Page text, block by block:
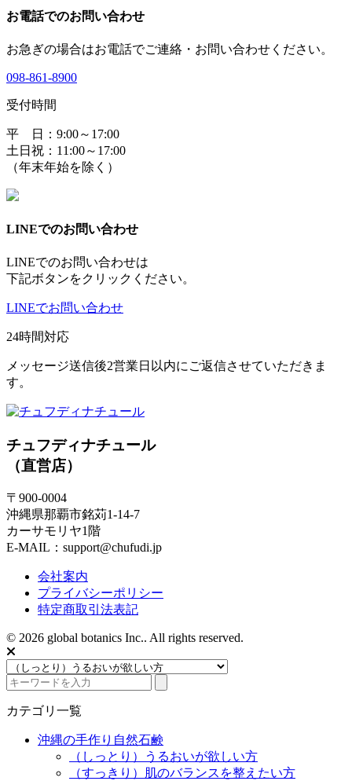
お電話でのお問い合わせ
お急ぎの場合はお電話でご連絡・お問い合わせください。
098-861-8900
受付時間
平 日：9:00～17:00
土日祝：11:00～17:00
（年末年始を除く）
LINEでのお問い合わせ
LINEでのお問い合わせは
下記ボタンをクリックください。
LINEでお問い合わせ
24時間対応
メッセージ送信後2営業日以内にご返信させていただきま
す。
チュフディナチュール
（直営店）
〒900-0004
沖縄県那覇市銘苅1-14-7
カーサモリヤ1階
E-MAIL：support@chufudi.jp
会社案内
プライバシーポリシー
特定商取引法表記
© 2026 global botanics Inc.. All rights reserved.
カテゴリ一覧
沖縄の手作り自然石鹸
（しっとり）うるおいが欲しい方
（すっきり）肌のバランスを整えたい方